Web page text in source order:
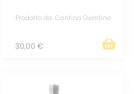
Prodotto da: Cantina Giardino
30,00 €